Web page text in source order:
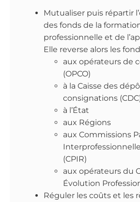
Mutualiser puis répartir
des fonds de la
professionnelle et de
Elle reverse alors les
aux opérateurs de
(OPCO)
à la Caisse des
consignations
​à l’État
aux Régions
aux Commissions
(CPIR)
aux opérateurs du
Évolution
Réguler les coûts et les